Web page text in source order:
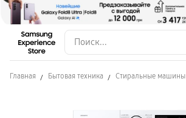
Главная Бытовая техника Стиральные машины